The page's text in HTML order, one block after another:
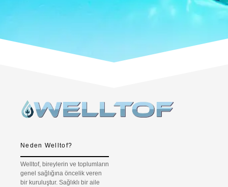
Neden Welltof?
Welltof, bireylerin ve toplumların
genel sağlığına öncelik veren
bir kuruluştur. Sağlıklı bir aile